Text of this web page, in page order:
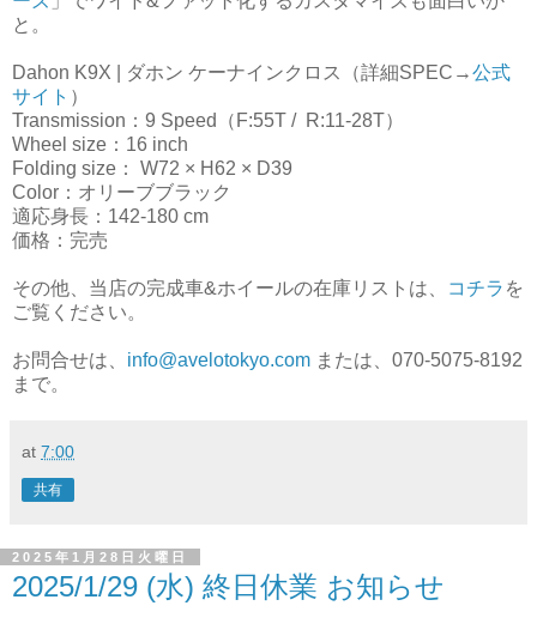
と。
Dahon K9X | ダホン ケーナインクロス（詳細SPEC→公式
サイト ）
Transmission：9 Speed（F:55T / R:11-28T）
Wheel size：16 inch
Folding size： W72 × H62 × D39
Color：オリーブブラック
適応身長：142-180 cm
価格：完売
その他、当店の完成車&ホイールの在庫リストは、 コチラ を
ご覧ください。
お問合せは、 info@avelotokyo.com または、070-5075-8192
まで。
at 7:00
共有
2025年1月28日火曜日
2025/1/29 (水) 終日休業 お知らせ